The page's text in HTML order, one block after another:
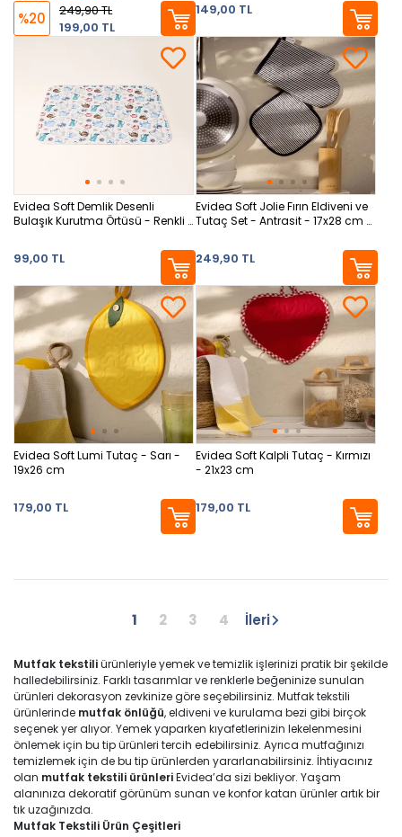
%20
249,90 TL
199,00 TL
149,00 TL
Evidea Soft Demlik Desenli
Bulaşık Kurutma Örtüsü - Renkli -
99,00 TL
Evidea Soft Jolie Fırın Eldiveni ve
Tutaç Set - Antrasit - 17x28 cm +
249,90 TL
Evidea Soft Lumi Tutaç - Sarı -
19x26 cm
179,00 TL
Evidea Soft Kalpli Tutaç - Kırmızı
- 21x23 cm
179,00 TL
1 2 3 4 İleri
Mutfak tekstiliürünleriyle yemek ve temizlik işlerinizi pratik bir şekilde
halledebilirsiniz. Farklı tasarımlar ve renklerle beğeninize sunulan
ürünleri dekorasyon zevkinize göre seçebilirsiniz. Mutfak tekstili
ürünlerinde mutfak önlüğü, eldiveni ve kurulama bezi gibi birçok
seçenek yer alıyor. Yemek yaparken kıyafetlerinizin lekelenmesini
önlemek için bu tip ürünleri tercih edebilirsiniz. Ayrıca mutfağınızı
temizlemek için de bu tip ürünlerden yararlanabilirsiniz. İhtiyacınız
olan mutfak tekstili ürünleriEvidea’da sizi bekliyor. Yaşam
alanınıza dekoratif görünüm sunan ve konfor katan ürünler artık bir
tık uzağınızda.
Mutfak Tekstili Ürün Çeşitleri